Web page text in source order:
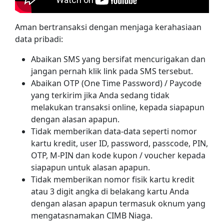
Aman bertransaksi dengan menjaga kerahasiaan
data pribadi:
Abaikan SMS yang bersifat mencurigakan dan
jangan pernah klik link pada SMS tersebut.
Abaikan OTP (One Time Password) / Paycode
yang terkirim jika Anda sedang tidak
melakukan transaksi online, kepada siapapun
dengan alasan apapun.
Tidak memberikan data-data seperti nomor
kartu kredit, user ID, password, passcode, PIN,
OTP, M-PIN dan kode kupon / voucher kepada
siapapun untuk alasan apapun.
Tidak memberikan nomor fisik kartu kredit
atau 3 digit angka di belakang kartu Anda
dengan alasan apapun termasuk oknum yang
mengatasnamakan CIMB Niaga.